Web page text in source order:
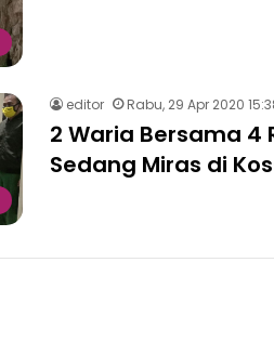
editor Rabu, 29 Apr 2020
2 Waria Bersama 4
Sedang Miras di